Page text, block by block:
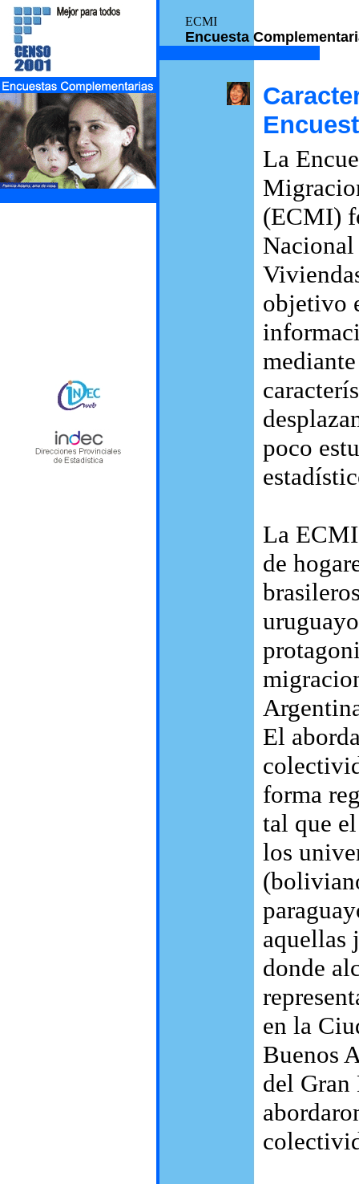
ECMI
Encuesta
La
(ECMI)
objetivo
poco
La
de
El
forma
tal que
los
aquellas
donde
en la
Buenos
del Gran